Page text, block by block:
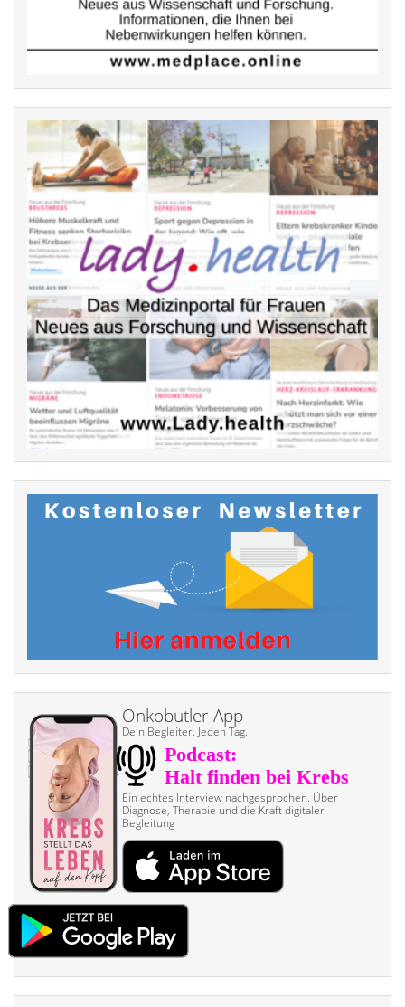
Onkobutler-App
Dein Begleiter. Jeden Tag.
Ein echtes Interview nach­gesprochen. Über
Diagnose, Therapie und die Kraft digitaler
Begleitung